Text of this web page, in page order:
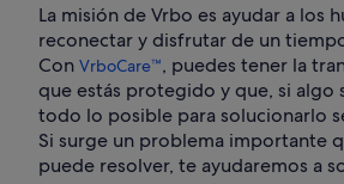
La misión de Vrbo es ayudar a los
reconectar y disfrutar de un
Con VrboCare™, puedes tener la
que estás protegido y que, si algo
todo lo posible para solucionarlo
Si surge un problema importante
puede resolver, te ayudaremos a